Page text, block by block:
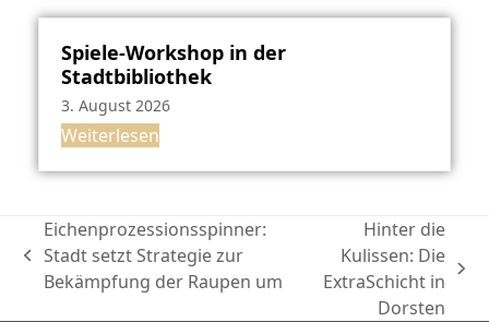
Spiele-Workshop in der
Stadtbibliothek
3. August 2026
Weiterlesen
vorheriger
Beitrag:
Eichenprozessionsspinner:
Stadt setzt Strategie zur
Bekämpfung der Raupen um
Nächster
Hinter die
Kulissen: Die
ExtraSchicht in
Dorsten